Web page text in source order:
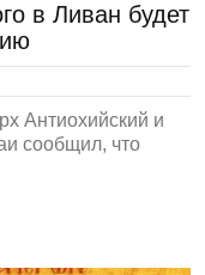
в Ливан будет
Антиохийский и
сообщил, что